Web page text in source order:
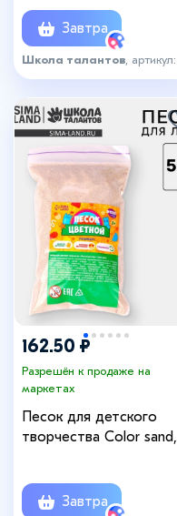
Завтра
Школа талантов , артикул:
6896575
162.50 ₽
Разрешён к продаже на
маркетах
Песок для детского
творчества Color sand,
Завтра